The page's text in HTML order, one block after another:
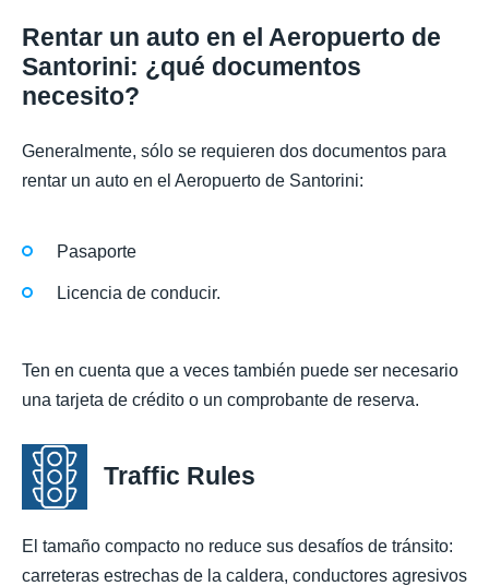
Rentar un auto en el Aeropuerto de
Santorini: ¿qué documentos
necesito?
Generalmente, sólo se requieren dos documentos para
rentar un auto en el Aeropuerto de Santorini:
Pasaporte
Licencia de conducir.
Ten en cuenta que a veces también puede ser necesario
una tarjeta de crédito o un comprobante de reserva.
Traffic Rules
El tamaño compacto no reduce sus desafíos de tránsito:
carreteras estrechas de la caldera, conductores agresivos